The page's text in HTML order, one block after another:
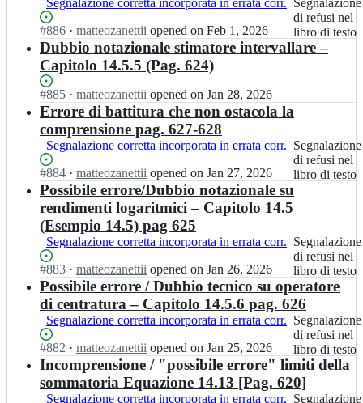
L
A
B;
A
T
L
A
o
n
M
A
T
L
A
B;
R
D
S
c
n
M
A
T
L
B;
i
r
J
R
D
S
c
o
n
M
A
T
L
A
B;
di
refusi
nel
di refusi nel
libro di testo
Status:
Open.
#886 I
n
U
n
p
r
J
R
D
S
c
n
M
T
L
A
B;
· matteozanettii opened on Feb 1, 2026
Dubbio notazionale stimatore intervallare –
Capitolo 14.5.5 (Pag. 624)
Status:
Open.
#885 I
n
n
i
r
J
R
C/
D
c
o
M
A
L
A
B;
· matteozanettii opened on Jan 28, 2026
Errore di battitura che non ostacola la
comprensione pag. 627-628
Segnalazione corretta incorporata in errata corr. Segnalazione
di
refusi
Segnalazione
di refusi nel
libro di testo
Status:
Open.
#884 I
n
U
n
i
p
J
R
C/
D
c
o
M
· matteozanettii opened on Jan 27, 2026
Possibile errore/Dubbio notazionale su
rendimenti logaritmici – Capitolo 14.5
(Esempio 14.5) pag 625
Segnalazione corretta incorporata in errata corr. Segnalazione
di
refusi
nel
libro
di
testo
Segnalazione
di refusi nel
libro di testo
Status:
Open.
#883 I
n
n
i
r
J
R
C/
· matteozanettii opened on Jan 26, 2026
Possibile errore / Dubbio tecnico su operatore
di centratura – Capitolo 14.5.6 pag. 626
Segnalazione corretta incorporata in errata corr. Segnalazione
di
refusi
nel
libro
di
Segnalazione
di refusi nel
libro di testo
Status:
Open.
#882 I
n
n
· matteozanettii opened on Jan 25, 2026
Incomprensione / "possibile errore" limiti della
sommatoria Equazione 14.13 [Pag. 620]
Segnalazione corretta incorporata in errata corr. Segnalazione
Segnalazione